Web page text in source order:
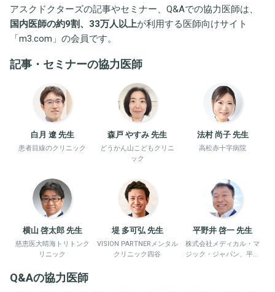
アスクドクターズの記事やセミナー、Q&Aでの協力医師は、
国内医師の約9割、33万人以上が利用する医師向けサイト
「m3.com 」の会員です。
記事・セミナーの協力医師
白月 遼 先生
患者目線のクリニック
森戸 やすみ 先生
どうかん山こどもクリニ
ック
法村 尚子 先生
高松赤十字病院
横山 啓太郎 先生
慈恵医大晴海トリトンク
リニック
堤 多可弘 先生
VISION PARTNERメンタル
クリニック四谷
平野井 啓一 先生
株式会社メディカル・マ
ジック・ジャパン、平野
Q&Aの協力医師